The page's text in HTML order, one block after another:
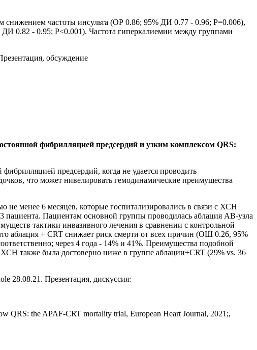
снижением частоты инсульта (ОР 0.86; 95% ДИ 0.77 - 0.96; P=0.006),
0.82 - 0.95; P<0.001). Частота гиперкалиемии между группами
обсуждение
фибрилляцией предсердий и узким комплексом QRS:
предсердий, когда не удается проводить
что может нивелировать гемодинамические преимущества
менее 6 месяцев, которые госпитализировались в связи с ХСН
пациента. Пациентам основной группы проводилась аблация АВ-узла
тактики инвазивного лечения в сравнении с контрольной
аблация + CRT снижает риск смерти от всех причин (ОШ 0.26, 95%
через 4 года - 14% и 41%. Преимущества подобной
также была достоверно ниже в группе аблации+CRT (29% vs. 36
28.08.21. Презентация, дискуссия:
QRS: the APAF-CRT mortality trial, European Heart Journal, 2021;,